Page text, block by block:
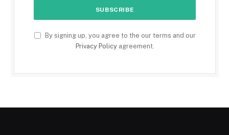
By signing up, you agree to the our terms and our
Privacy Policyagreement.